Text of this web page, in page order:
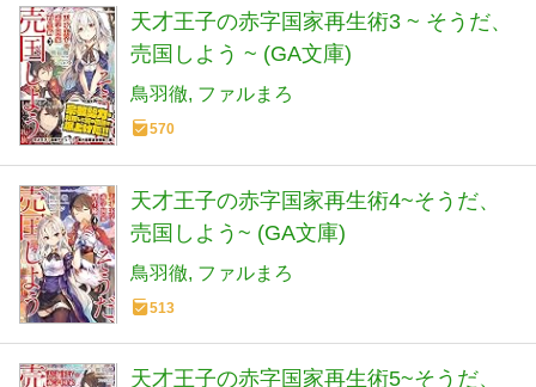
天才王子の赤字国家再生術3 ~ そうだ、
売国しよう ~ (GA文庫)
鳥羽徹 ファルまろ
570
天才王子の赤字国家再生術4~そうだ、
売国しよう~ (GA文庫)
鳥羽徹 ファルまろ
513
天才王子の赤字国家再生術5~そうだ、